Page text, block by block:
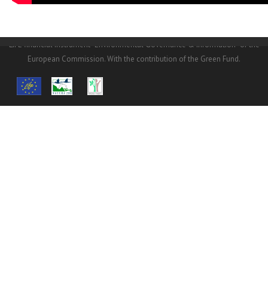
LIFE financial instrument “Environmental Governance & Information” of the
European Commission. With the contribution of the Green Fund.